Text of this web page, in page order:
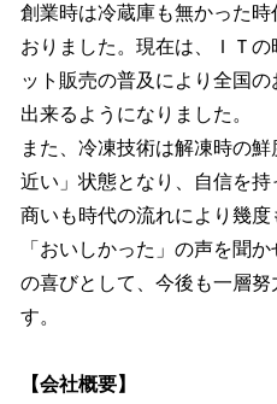
創業時は冷蔵庫も無かった
おりました。現在は、ＩＴ
ット販売の普及により全国
出来るようになりました。
また、冷凍技術は解凍時の
近い」状態となり、自信を持
商いも時代の流れにより幾度
「おいしかった」の声を聞
の喜びとして、今後も一層
す。
【会社概要】